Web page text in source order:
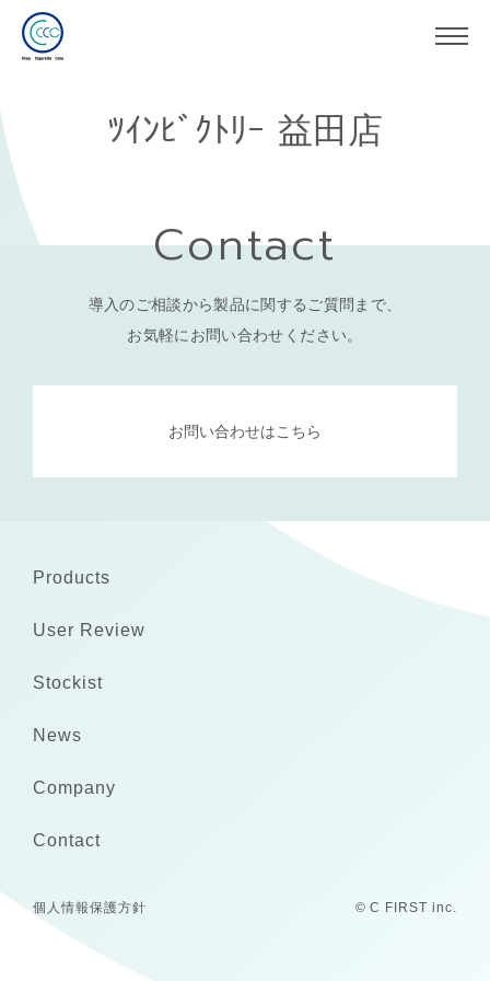
ﾂｲﾝﾋﾞｸﾄﾘｰ 益田店
Contact
導入のご相談から製品に関するご質問まで、
お気軽にお問い合わせください。
お問い合わせはこちら
Products
User Review
Stockist
News
Company
Contact
個人情報保護方針 © C FIRST inc.